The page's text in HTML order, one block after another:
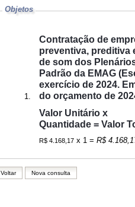
Objetos
Contratação de
preventiva, preditiva
de som dos
Padrão da EMAG
exercício de 2024. Empenho com valor parcial, considerando a liberação de 1/12 avos
do orçamento de
Valor Unitário x
Quantidade = Valor
R$ 4.168,17x 1 = R$
Voltar Nova consulta